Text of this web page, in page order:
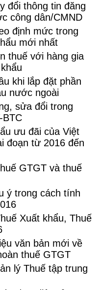
đổi thông tin đăng
công dân/CMND
định mức trong
mới nhất
thuế với hàng gia
khi lắp đặt phần
nước ngoài
sửa đổi trong
BTC
ưu đãi của Việt
đoạn từ 2016 đến
GTGT và thuế
ý trong cách tính
Xuất khẩu, Thuế
văn bản mới về
thuế GTGT
lý Thuế tập trung